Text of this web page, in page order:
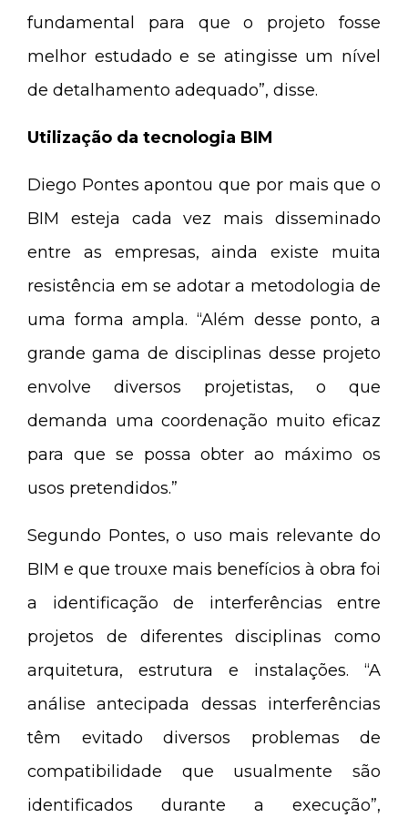
fundamental para que o projeto fosse
melhor estudado e se atingisse um nível
de detalhamento adequado”, disse.
Utilização da tecnologia BIM
Diego Pontes apontou que por mais que o
BIM esteja cada vez mais disseminado
entre as empresas, ainda existe muita
resistência em se adotar a metodologia de
uma forma ampla. “Além desse ponto, a
grande gama de disciplinas desse projeto
envolve diversos projetistas, o que
demanda uma coordenação muito eficaz
para que se possa obter ao máximo os
usos pretendidos.”
Segundo Pontes, o uso mais relevante do
BIM e que trouxe mais benefícios à obra foi
a identificação de interferências entre
projetos de diferentes disciplinas como
arquitetura, estrutura e instalações. “A
análise antecipada dessas interferências
têm evitado diversos problemas de
compatibilidade que usualmente são
identificados durante a execução”,